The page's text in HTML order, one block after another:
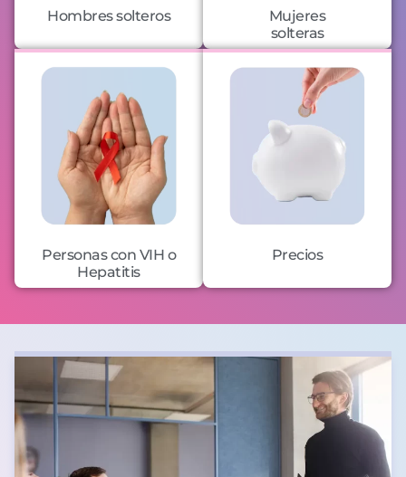
Hombres solteros
Mujeres
solteras
Personas con VIH o
Hepatitis
Precios